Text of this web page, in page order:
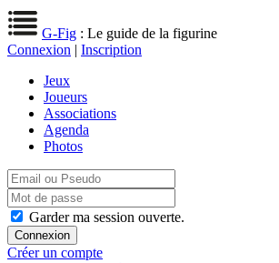
G-Fig : Le guide de la figurine
Connexion | Inscription
Jeux
Joueurs
Associations
Agenda
Photos
Garder ma session ouverte.
Créer un compte